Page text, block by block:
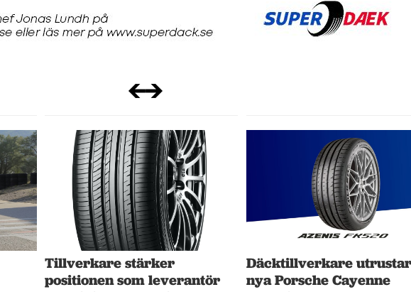
Tillverkare stärker
positionen som leverantör
Däcktillverkare utrustar
nya Porsche Cayenne